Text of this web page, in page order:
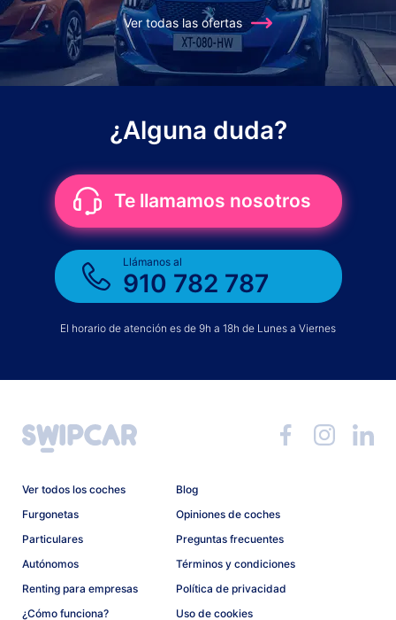
Ver todas las ofertas
¿Alguna duda?
Te llamamos nosotros
Llámanos al
910 782 787
El horario de atención es de 9h a 18h de Lunes a Viernes
Ver todos los coches
Furgonetas
Particulares
Autónomos
Renting para empresas
¿Cómo funciona?
Blog
Opiniones de coches
Preguntas frecuentes
Términos y condiciones
Política de privacidad
Uso de cookies